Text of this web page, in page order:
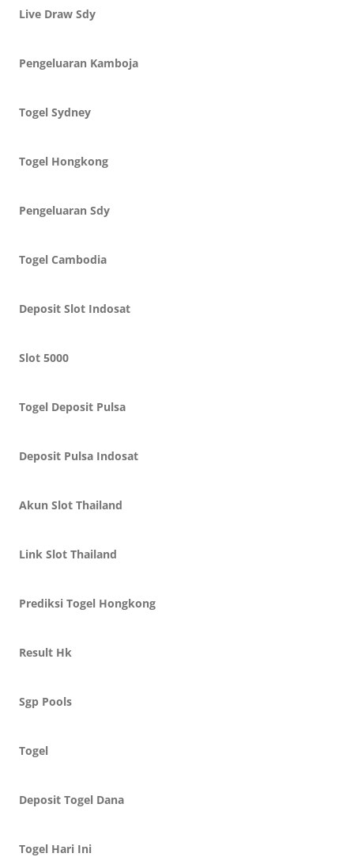
Live Draw Sdy
Pengeluaran Kamboja
Togel Sydney
Togel Hongkong
Pengeluaran Sdy
Togel Cambodia
Deposit Slot Indosat
Slot 5000
Togel Deposit Pulsa
Deposit Pulsa Indosat
Akun Slot Thailand
Link Slot Thailand
Prediksi Togel Hongkong
Result Hk
Sgp Pools
Togel
Deposit Togel Dana
Togel Hari Ini